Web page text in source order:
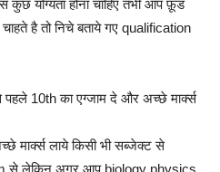
योग्यता होना चाहिए तभी आप फ़ूड
है तो निचे बताये गए qualification
10th का एग्जाम दे और अच्छे मार्क्स
मार्क्स लाये किसी भी सब्जेक्ट से